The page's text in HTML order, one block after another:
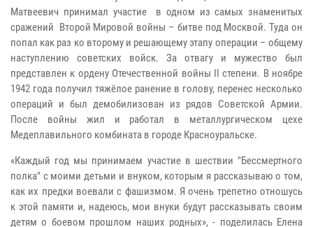
Матвеевич принимал участие в одном из самых знаменитых
сражений Второй Мировой войны – битве под Москвой.Туда он
попал как раз ко второму и решающему этапу операции – общему
наступлению советских войск. За отвагу и мужество был
представлен к ордену Отечественной войны II степени. В ноябре
1942 года получил тяжёлое ранение в голову, перенес несколько
операций и был демобилизован из рядов Советской Армии.
После войны жил и работал в металлургическом цехе
Медеплавильного комбината в городе Красноуральске.
«Каждый год мы принимаем участие в шествии "Бессмертного
полка" с моими детьми и внуком, которым я рассказываю о том,
как их предки воевали с фашизмом. Я очень трепетно отношусь
к этой памяти и, надеюсь, мои внуки будут рассказывать своим
детям о боевом прошлом наших родных», - поделилась Елена